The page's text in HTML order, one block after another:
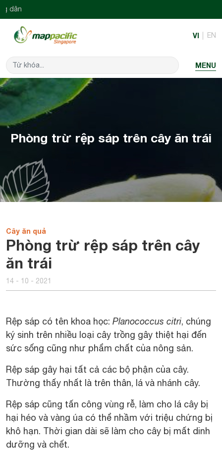
VI EN
MENU
Phòng trừ rệp sáp trên cây ăn trái
Cây ăn quả
Phòng trừ rệp sáp trên cây
ăn trái
14 - 10 - 2021
Rệp sáp có tên khoa học: Planococcus citri, chúng
ký sinh trên nhiều loại cây trồng gây thiệt hại đến
sức sống cũng như phẩm chất của nông sản.
Rệp sáp gây hại tất cả các bộ phận của cây.
Thường thấy nhất là trên thân, lá và nhánh cây.
Rệp sáp cũng tấn công vùng rễ, làm cho lá cây bị
hại héo và vàng úa có thể nhầm với triệu chứng bị
khô hạn. Thời gian dài sẽ làm cho cây bị mất dinh
dưỡng và chết.